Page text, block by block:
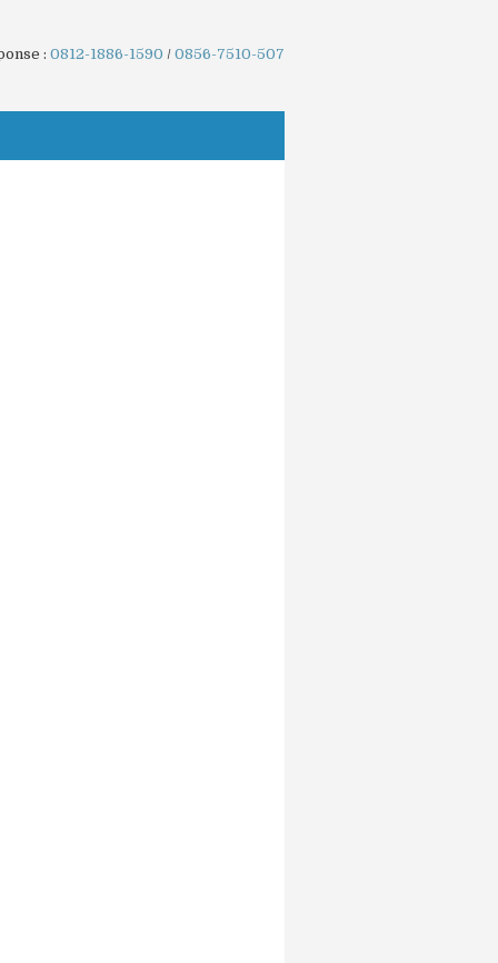
: 0812-1886-1590 / 0856-7510-507